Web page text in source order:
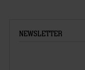
NEWSLETTER